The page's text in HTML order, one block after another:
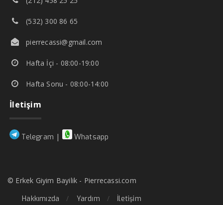
(532) 300 86 65
pierrecassi@gmail.com
Hafta İçi - 08:00-19:00
Hafta Sonu - 08:00-14:00
İletişim
Telegram | Whatsapp
© Erkek Giyim Bayilik - Pierrecassi.com
Hakkımızda
Yardım İletişim